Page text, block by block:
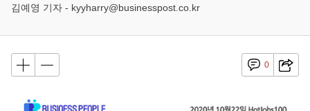
김예영 기자 - kyyharry@businesspost.co.kr
0